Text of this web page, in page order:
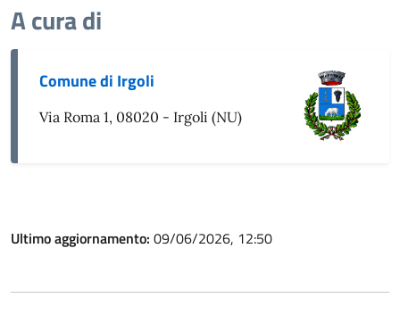
A cura di
Comune di Irgoli
Via Roma 1, 08020 - Irgoli (NU)
Ultimo aggiornamento: 09/06/2026, 12:50